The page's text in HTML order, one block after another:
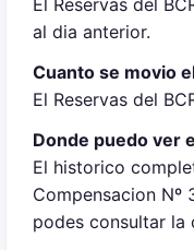
El Reservas del
al dia anterior.
Cuanto se movio
El Reservas del
Donde puedo ver
El historico
Compensacion
podes consultar la